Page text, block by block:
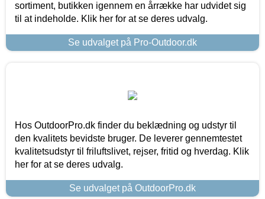
sortiment, butikken igennem en årrække har udvidet sig
til at indeholde. Klik her for at se deres udvalg.
Se udvalget på Pro-Outdoor.dk
Hos OutdoorPro.dk finder du beklædning og udstyr til
den kvalitets bevidste bruger. De leverer gennemtestet
kvalitetsudstyr til friluftslivet, rejser, fritid og hverdag. Klik
her for at se deres udvalg.
Se udvalget på OutdoorPro.dk